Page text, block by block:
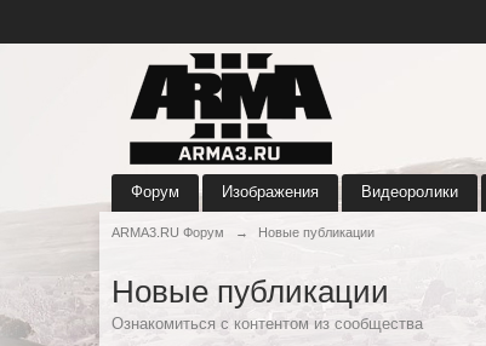
Форум Изображения Видеоролики
ARMA3.RU Форум → Новые публикации
Новые публикации
Ознакомиться с контентом из сообщества